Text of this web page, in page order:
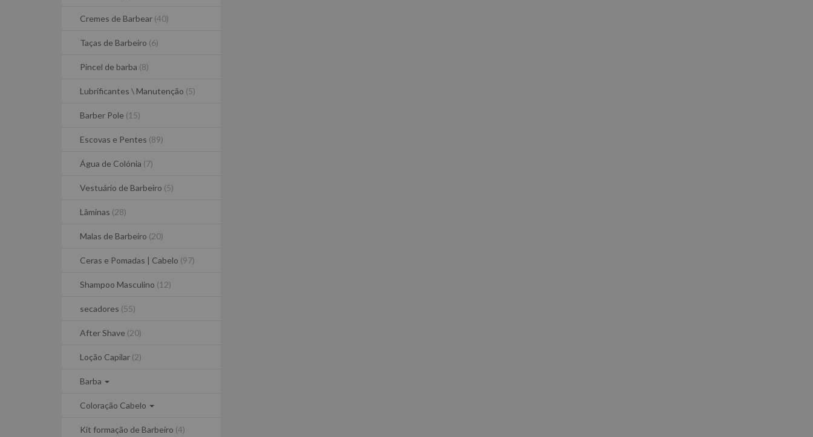
Cremes de Barbear (40)
Taças de Barbeiro (6)
Pincel de barba (8)
Lubrificantes \ Manutenção (5)
Barber Pole (15)
Escovas e Pentes (89)
Água de Colónia (7)
Vestuário de Barbeiro (5)
Lâminas (28)
Malas de Barbeiro (20)
Ceras e Pomadas | Cabelo (97)
Shampoo Masculino (12)
secadores (55)
After Shave (20)
Loção Capilar (2)
Barba
Coloração Cabelo
Kit formação de Barbeiro (4)